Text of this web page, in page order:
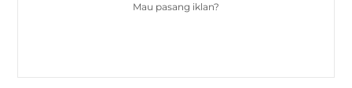
Mau pasang iklan?